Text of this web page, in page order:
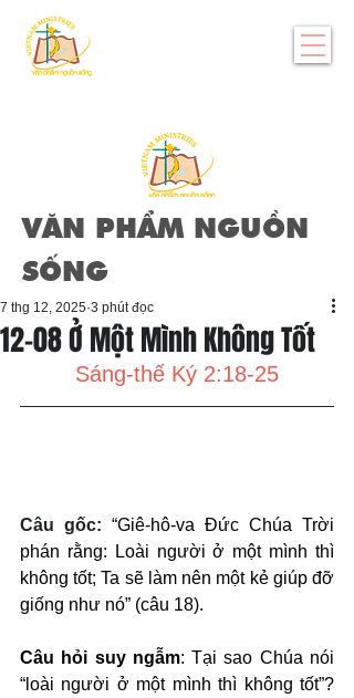
VĂN PHẨM NGUỒN
SỐNG
12-08 Ở Một Mình Không Tốt
7 thg 12, 2025 3 phút đọc
Sáng-thế Ký 2:18-25
Câu gốc: “Giê-hô-va Đức Chúa Trời
phán rằng: Loài người ở một mình thì
không tốt; Ta sẽ làm nên một kẻ giúp đỡ
giống như nó” (câu 18).
Câu hỏi suy ngẫm: Tại sao Chúa nói
“loài người ở một mình thì không tốt”?